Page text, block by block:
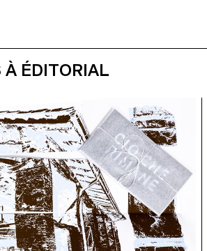
À ÉDITORIAL